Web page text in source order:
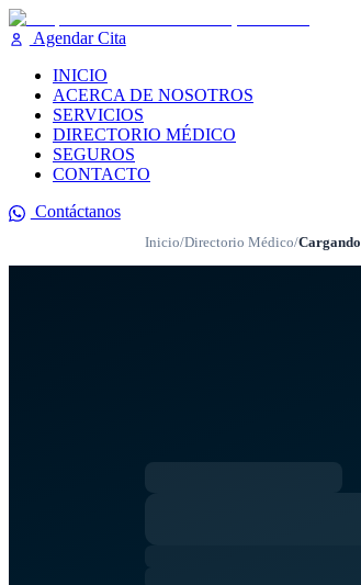
Agendar Cita
INICIO
ACERCA DE NOSOTROS
SERVICIOS
DIRECTORIO MÉDICO
SEGUROS
CONTACTO
Contáctanos
Inicio/Directorio Médico/